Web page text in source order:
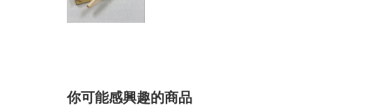
你可能感興趣的商品